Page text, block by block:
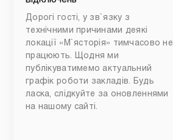
Дорогі гості, у зв`язку з
технічними причинами деякі
локації «М`ясторія» тимчасово не
працюють. Щодня ми
публікуватимемо актуальний
графік роботи закладів. Будь
ласка, слідкуйте за оновленнями
на нашому сайті.